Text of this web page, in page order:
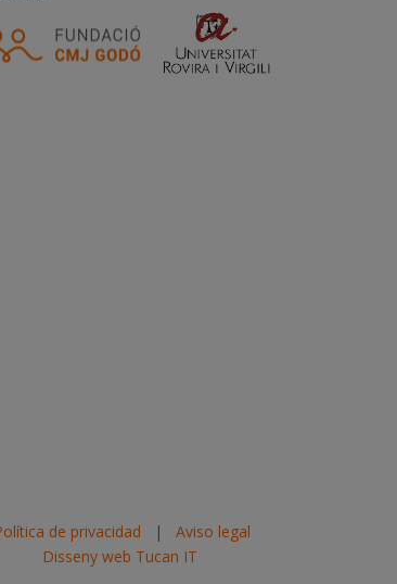
de privacidad | Aviso legal
Disseny web Tucan IT